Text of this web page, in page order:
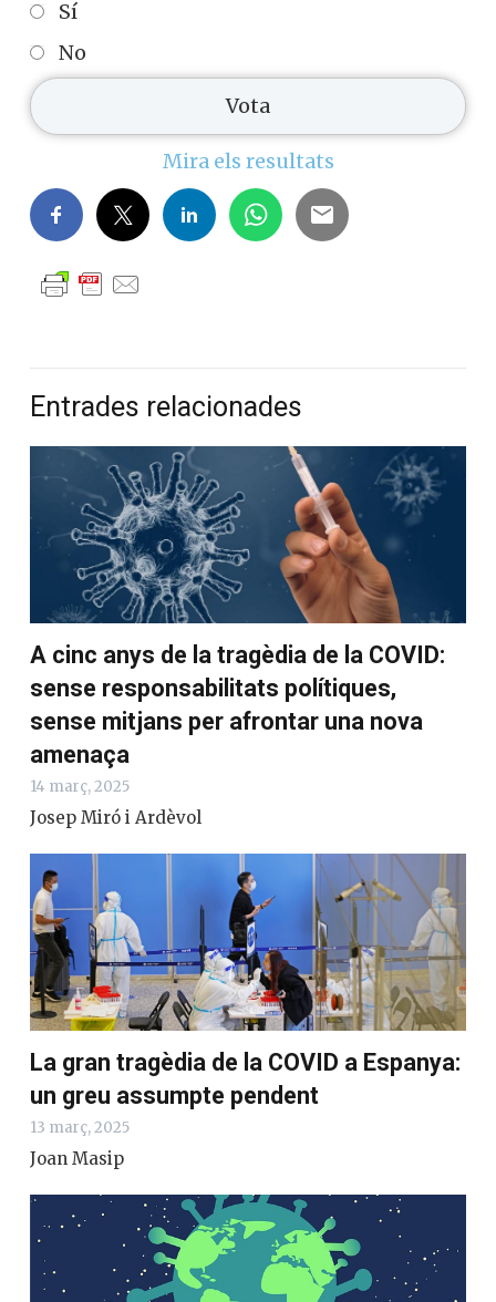
Sí
No
Mira els resultats
Entrades relacionades
A cinc anys de la tragèdia de la COVID:
sense responsabilitats polítiques,
sense mitjans per afrontar una nova
amenaça
14 març, 2025
Josep Miró i Ardèvol
La gran tragèdia de la COVID a Espanya:
un greu assumpte pendent
13 març, 2025
Joan Masip